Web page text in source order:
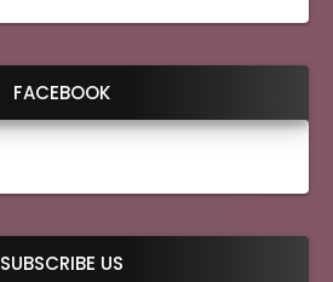
FACEBOOK
SUBSCRIBE US